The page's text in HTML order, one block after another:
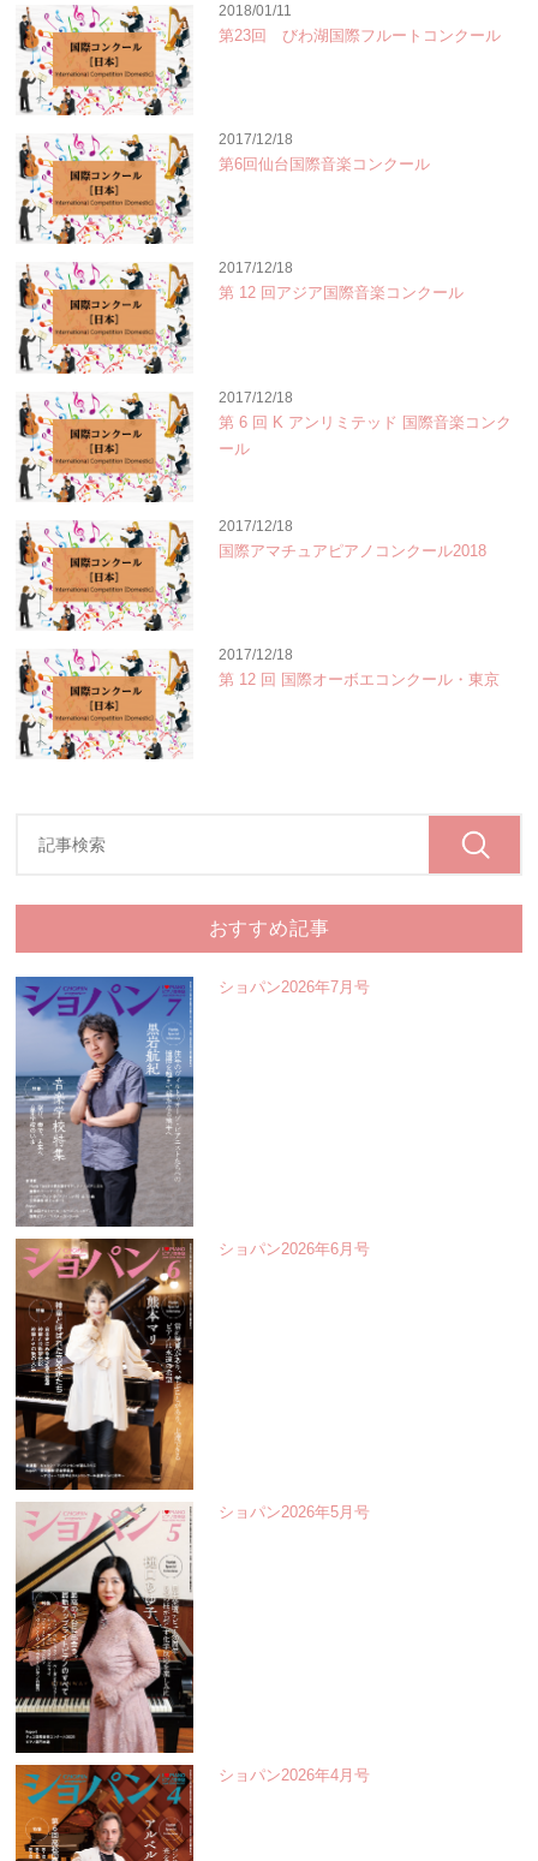
2018/01/11
第23回 びわ湖国際フルートコンクール
2017/12/18
第6回仙台国際音楽コンクール
2017/12/18
第 12 回アジア国際音楽コンクール
2017/12/18
第 6 回 K アンリミテッド 国際音楽コンク
ール
2017/12/18
国際アマチュアピアノコンクール2018
2017/12/18
第 12 回 国際オーボエコンクール・東京
おすすめ記事
ショパン2026年7月号
ショパン2026年6月号
ショパン2026年5月号
ショパン2026年4月号